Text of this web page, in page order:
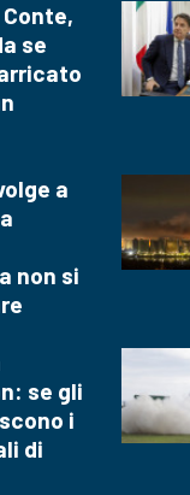
se
a
non si
se gli
i
di